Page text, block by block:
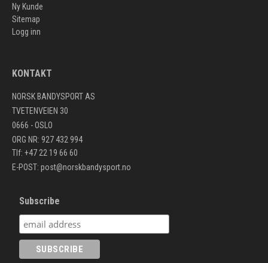
Ny Kunde
Sitemap
Logg inn
KONTAKT
NORSK BANDYSPORT AS
TVETENVEIEN 30
0666 - OSLO
ORG NR: 927 432 994
Tlf: +47 22 19 66 60
E-POST: post@norskbandysport.no
Subscribe